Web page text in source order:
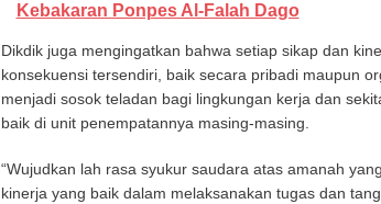
Kebakaran Ponpes Al-Falah Dago
Dikdik juga mengingatkan bahwa setiap sikap dan
konsekuensi tersendiri, baik secara pribadi maupun
menjadi sosok teladan bagi lingkungan kerja dan
baik di unit penempatannya masing-masing.
“Wujudkan lah rasa syukur saudara atas amanah
kinerja yang baik dalam melaksanakan tugas dan